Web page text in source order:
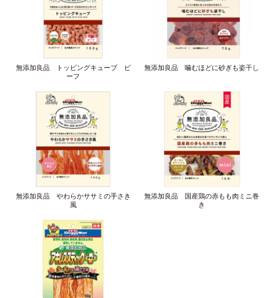
無添加良品 トッピングキューブ ビ
ーフ
無添加良品 噛むほどに砂ぎも姿干し
無添加良品 やわらかササミの手さき
風
無添加良品 国産鶏の赤もも肉ミニ巻
き